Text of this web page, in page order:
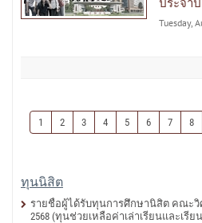
ประจำปี
Tuesday,
1 2 3 4 5 6 7 8
ทุนนิสิต
รายชื่อผู้ได้รับทุนการศึกษานิสิต คณะวิ
2568 (ทุนช่วยเหลือค่าเล่าเรียนและเรี